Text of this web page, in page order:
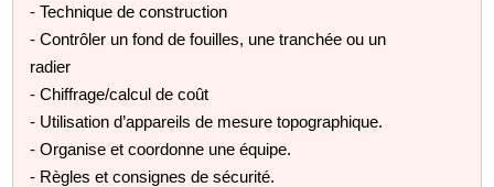
- Technique de construction
- Contrôler un fond de fouilles, une tranchée ou un
radier
- Chiffrage/calcul de coût
- Utilisation d’appareils de mesure topographique.
- Organise et coordonne une équipe.
- Règles et consignes de sécurité.